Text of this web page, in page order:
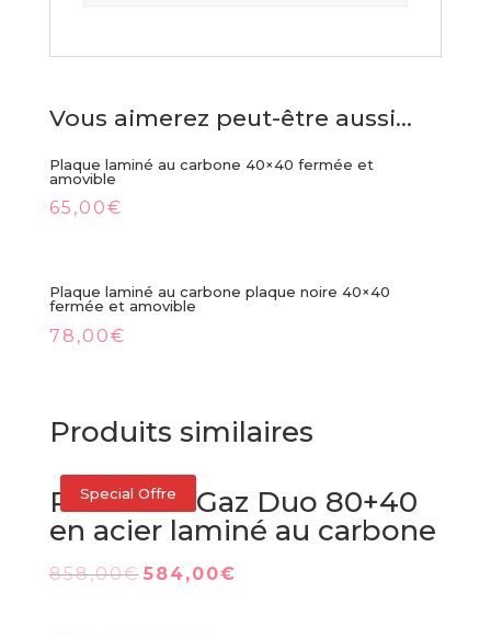
Vous aimerez peut-être aussi…
Plaque laminé au carbone 40×40 fermée et
amovible
65,00€
Plaque laminé au carbone plaque noire 40×40
fermée et amovible
78,00€
Produits similaires
Special Offre
Plancha à Gaz Duo 80+40
en acier laminé au carbone
858,00€ Le
584,00€